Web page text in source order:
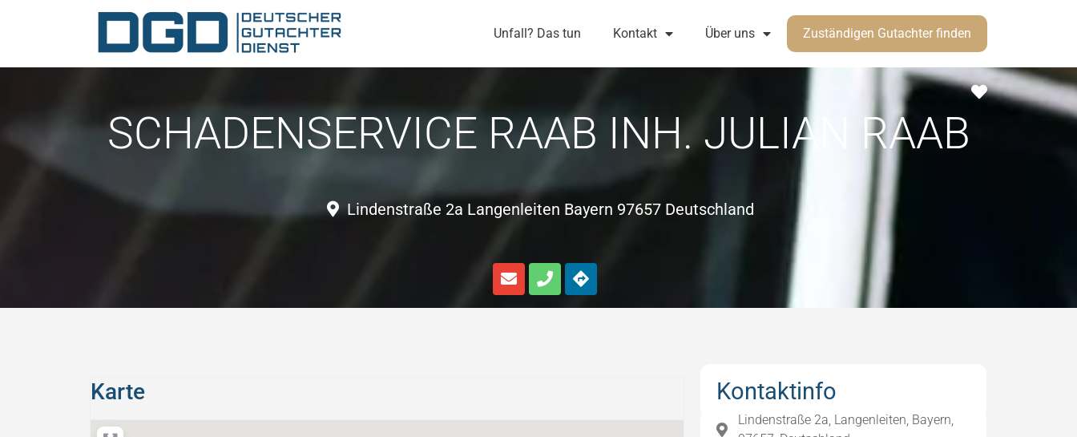
Unfall? Das tun Kontakt Über uns Zuständigen Gutachter finden
Favorit
SCHADENSERVICE RAAB INH. JULIAN RAAB
Lindenstraße 2a Langenleiten Bayern 97657 Deutschland
Karte Kontaktinfo
Lindenstraße 2a, Langenleiten, Bayern,